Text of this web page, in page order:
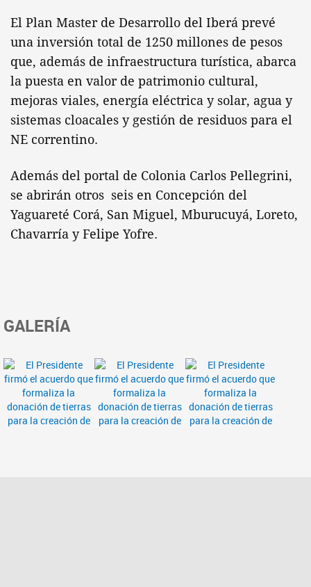
El Plan Master de Desarrollo del Iberá prevé
una inversión total de 1250 millones de pesos
que, además de infraestructura turística, abarca
la puesta en valor de patrimonio cultural,
mejoras viales, energía eléctrica y solar, agua y
sistemas cloacales y gestión de residuos para el
NE correntino.
Además del portal de Colonia Carlos Pellegrini,
se abrirán otros seis en Concepción del
Yaguareté Corá, San Miguel, Mburucuyá, Loreto,
Chavarría y Felipe Yofre.
GALERÍA